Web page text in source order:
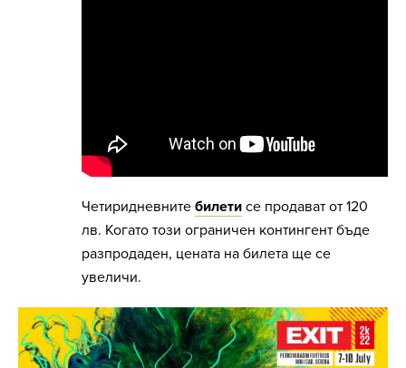
Четиридневните билети се продават от 120
лв. Когато този ограничен контингент бъде
разпродаден, цената на билета ще се
увеличи.